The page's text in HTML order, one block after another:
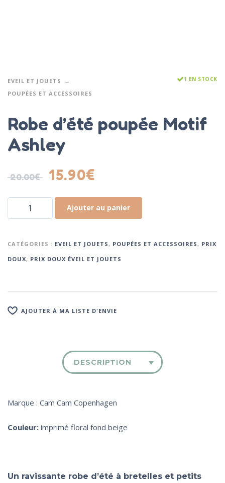
EVEIL ET JOUETS
POUPÉES ET ACCESSOIRES
1 EN STOCK
Robe d’été poupée Motif
Ashley
20.00€ 15.90€
Ajouter au panier
CATÉGORIES : EVEIL ET JOUETS, POUPÉES ET ACCESSOIRES, PRIX
DOUX, PRIX DOUX ÉVEIL ET JOUETS
AJOUTER À MA LISTE D'ENVIE
DESCRIPTION
Marque : Cam Cam Copenhagen
Couleur: imprimé floral fond beige
Un ravissante robe d’été à bretelles et petits